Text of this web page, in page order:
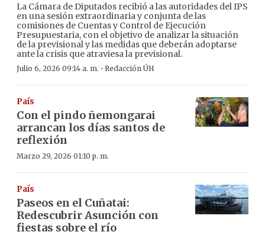
La Cámara de Diputados recibió a las autoridades del IPS
en una sesión extraordinaria y conjunta de las
comisiones de Cuentas y Control de Ejecución
Presupuestaria, con el objetivo de analizar la situación
de la previsional y las medidas que deberán adoptarse
ante la crisis que atraviesa la previsional.
Julio 6, 2026 09:14 a. m. · Redacción ÚH
País
Con el pindo ñemongarai
arrancan los días santos de
reflexión
Marzo 29, 2026 01:10 p. m.
País
Paseos en el Cuñatai:
Redescubrir Asunción con
fiestas sobre el río